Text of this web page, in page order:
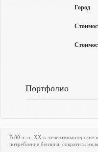
Город
Портфолио
В 80-х гг. XX в. телекомпьютерские
потребление бензина, сократить